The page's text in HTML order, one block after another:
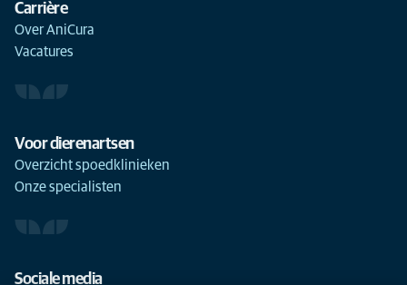
Carrière
Over AniCura
Vacatures
Voor dierenartsen
Overzicht spoedklinieken
Onze specialisten
Sociale media